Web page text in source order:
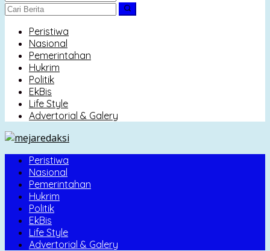
Peristiwa
Nasional
Pemerintahan
Hukrim
Politik
EkBis
Life Style
Advertorial & Galery
Peristiwa
Nasional
Pemerintahan
Hukrim
Politik
EkBis
Life Style
Advertorial & Galery